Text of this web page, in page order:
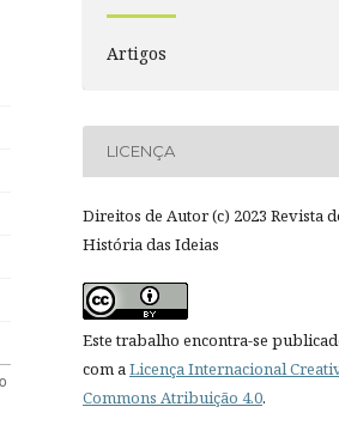
Artigos
LICENÇA
Direitos de Autor (c) 2023 Revista
História das Ideias
Este trabalho encontra-se
com aLicença Internacional
Commons Atribuição 4.0.